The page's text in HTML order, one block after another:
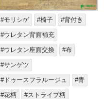
#モリシゲ #椅子 #背付き
#ウレタン背面補充
#ウレタン座面交換 #布
#サンゲツ
#ドゥースフラルージュ #青
#花柄 #ストライプ柄